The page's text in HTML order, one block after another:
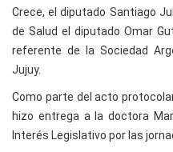
Crece, el diputado Santiago
de Salud el diputado Omar
referente de la Sociedad
Jujuy.
Como parte del acto
hizo entrega a la doctora
Interés Legislativo por las